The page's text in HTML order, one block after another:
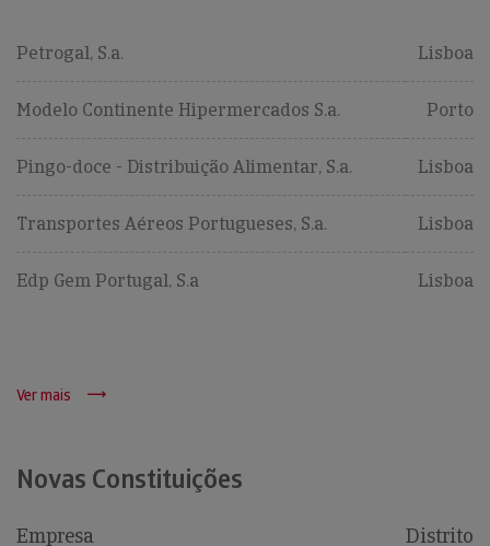
Petrogal, S.a. Lisboa
Modelo Continente Hipermercados S.a. Porto
Pingo-doce - Distribuição Alimentar, S.a. Lisboa
Transportes Aéreos Portugueses, S.a. Lisboa
Edp Gem Portugal, S.a Lisboa
Ver mais
Novas Constituições
Empresa Distrito